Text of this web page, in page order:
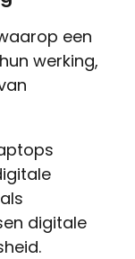
een
werking,
digitale